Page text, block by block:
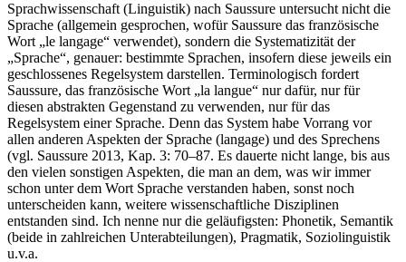
Sprachwissenschaft (Linguistik) nach Saussure untersucht nicht die
Sprache (allgemein gesprochen, wofür Saussure das französische
Wort „le langage“ verwendet), sondern die Systematizität der
„Sprache“, genauer: bestimmte Sprachen, insofern diese jeweils ein
geschlossenes Regelsystem darstellen. Terminologisch fordert
Saussure, das französische Wort „la langue“ nur dafür, nur für
diesen abstrakten Gegenstand zu verwenden, nur für das
Regelsystem einer Sprache. Denn das System habe Vorrang vor
allen anderen Aspekten der Sprache (langage) und des Sprechens
(vgl. Saussure 2013, Kap. 3: 70–87. Es dauerte nicht lange, bis aus
den vielen sonstigen Aspekten, die man an dem, was wir immer
schon unter dem Wort Sprache verstanden haben, sonst noch
unterscheiden kann, weitere wissenschaftliche Disziplinen
entstanden sind. Ich nenne nur die geläufigsten: Phonetik, Semantik
(beide in zahlreichen Unterabteilungen), Pragmatik, Soziolinguistik
u.v.a.